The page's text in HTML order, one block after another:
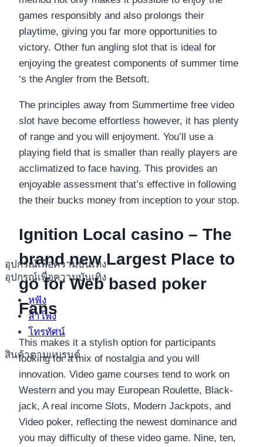
อุปกรณ์เพื่อความบันเทิง
อุปกรณ์เพื่อความบันเทิง
หูฟัง
ลำโพง
โทรทัศน์
สินค้าตามแบรนด์
games responsibly and also prolongs their
playtime, giving you far more opportunities to
victory. Other fun angling slot that is ideal for
enjoying the greatest components of summer time
‘s the Angler from the Betsoft.
The principles away from Summertime free video
slot have become effortless however, it has plenty
of range and you will enjoyment. You’ll use a
playing field that is smaller than really players are
acclimatized to face having. This provides an
enjoyable assessment that’s effective in following
the their bucks money from inception to your stop.
Ignition Local casino – The
brand new Largest Place to
go for Web based poker
Fans
This makes it a stylish option for participants
looking for a mix of nostalgia and you will
innovation. Video game courses tend to work on
Western and you may European Roulette, Black-
jack, A real income Slots, Modern Jackpots, and
Video poker, reflecting the newest dominance and
you may difficulty of these video game. Nine, ten,